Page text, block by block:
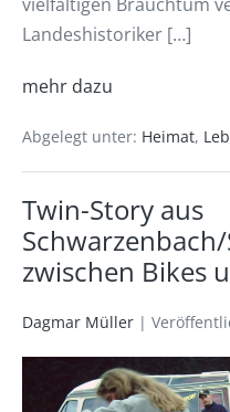
Landeshistoriker […]
mehr dazu
Abgelegt unter: Heimat,
Twin-Story aus
zwischen Bikes
Dagmar Müller |